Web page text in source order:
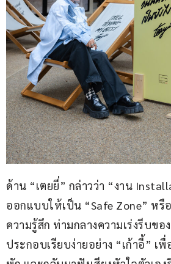
ด้าน “เตยยี่” กล่าวว่า “งาน
ออกแบบให้เป็น “Safe Zone” ห
ความรู้สึก ท่ามกลางความเร่งรีบขอ
ประกอบเรียบง่ายอย่าง “เก้าอี้”